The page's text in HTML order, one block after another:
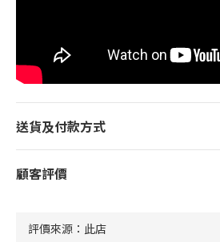
送貨及付款方式
顧客評價